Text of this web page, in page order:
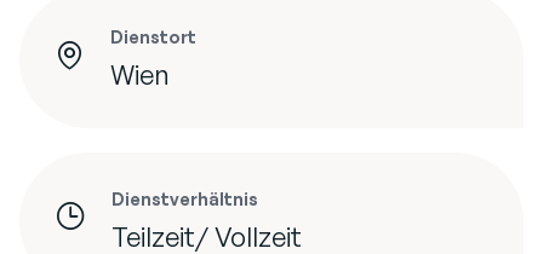
Dienstort
Wien
Dienstverhältnis
Teilzeit/ Vollzeit